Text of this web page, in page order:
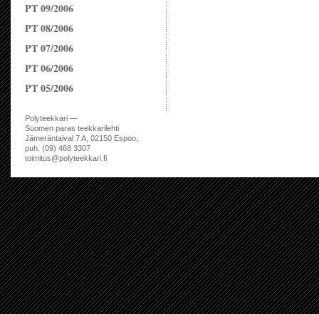
PT 09/2006
PT 08/2006
PT 07/2006
PT 06/2006
PT 05/2006
Polyteekkari —
Suomen paras teekkarilehti
Jämeräntaival 7 A, 02150 Espoo,
puh. (09) 468 3307
toimitus@polyteekkari.fi